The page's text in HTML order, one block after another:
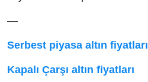
—
Serbest piyasa altın fiyatları
Kapalı Çarşı altın fiyatları